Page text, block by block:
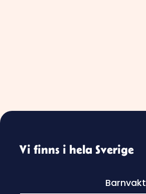
Vi finns i hela Sverige
Barnvakt